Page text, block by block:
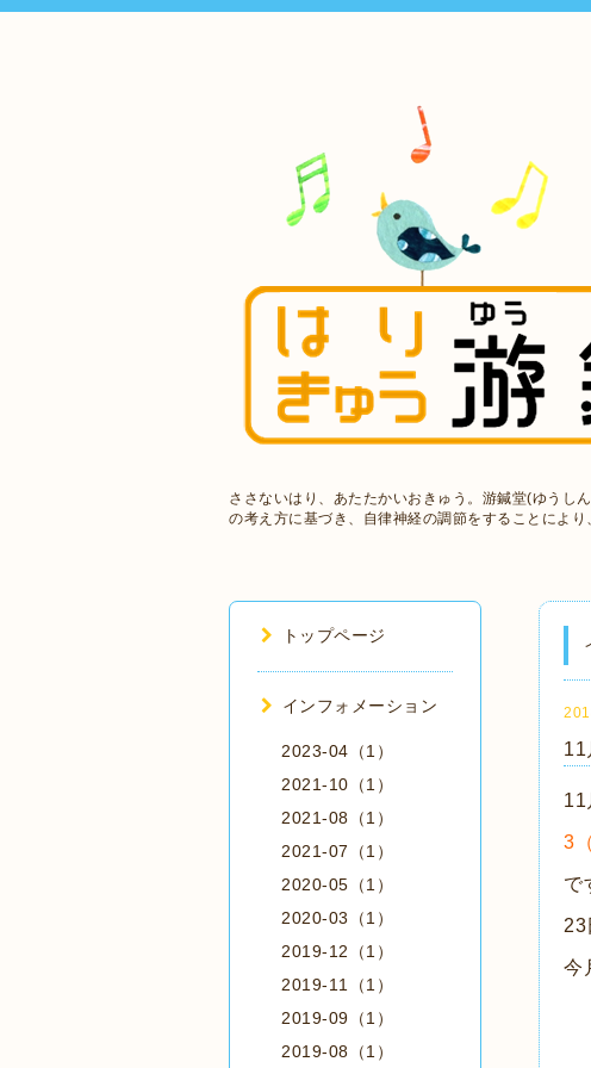
ささないはり、あたたかいおきゅう。游鍼堂(ゆうし
の考え方に基づき、自律神経の調節をすることによ
11
11
3
で
23
今
トップページ
インフォメーション
2023-04（1）
2021-10（1）
2021-08（1）
2021-07（1）
2020-05（1）
2020-03（1）
2019-12（1）
2019-11（1）
2019-09（1）
2019-08（1）